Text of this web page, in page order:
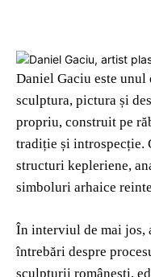
Daniel Gaciu este
sculptura, pictura și
propriu, construit pe
tradiție și introspecție.
structuri kepleriene,
simboluri arhaice
În interviul de mai jos,
întrebări despre
sculpturii românești,